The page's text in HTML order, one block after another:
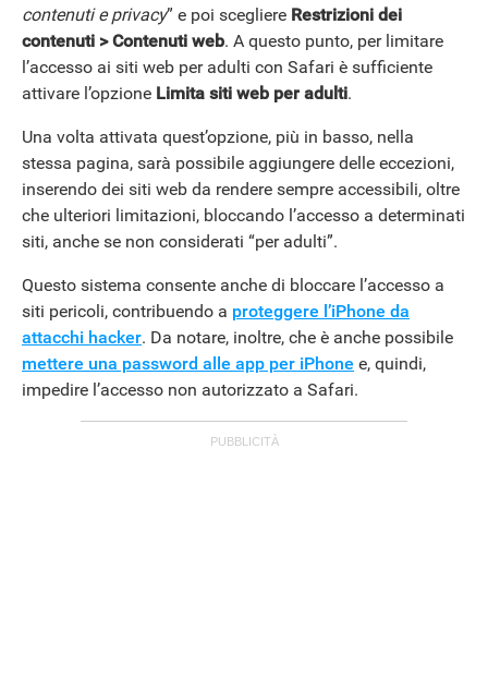
ANDROID
contenuti e privacy” e poi scegliere Restrizioni dei
contenuti > Contenuti web. A questo punto, per limitare
l’accesso ai siti web per adulti con Safari è sufficiente
attivare l’opzione Limita siti web per adulti.
Una volta attivata quest’opzione, più in basso, nella
stessa pagina, sarà possibile aggiungere delle eccezioni,
inserendo dei siti web da rendere sempre accessibili, oltre
che ulteriori limitazioni, bloccando l’accesso a determinati
siti, anche se non considerati “per adulti”.
Questo sistema consente anche di bloccare l’accesso a
siti pericoli, contribuendo a proteggere l’iPhone da
attacchi hacker. Da notare, inoltre, che è anche possibile
mettere una password alle app per iPhone e, quindi,
impedire l’accesso non autorizzato a Safari.